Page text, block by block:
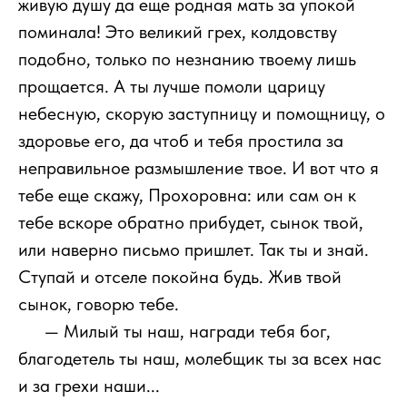
живую душу да еще родная мать за упокой
поминала! Это великий грех, колдовству
подобно, только по незнанию твоему лишь
прощается. А ты лучше помоли царицу
небесную, скорую заступницу и помощницу, о
здоровье его, да чтоб и тебя простила за
неправильное размышление твое. И вот что я
тебе еще скажу, Прохоровна: или сам он к
тебе вскоре обратно прибудет, сынок твой,
или наверно письмо пришлет. Так ты и знай.
Ступай и отселе покойна будь. Жив твой
сынок, говорю тебе.
— Милый ты наш, награди тебя бог,
благодетель ты наш, молебщик ты за всех нас
и за грехи наши...